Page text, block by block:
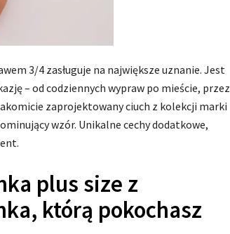
3/4 zasługuje na największe uznanie. Jest
– od codziennych wypraw po mieście, przez
zaprojektowany ciuch z kolekcji marki
wzór. Unikalne cechy dodatkowe,
plus size z
którą pokochasz